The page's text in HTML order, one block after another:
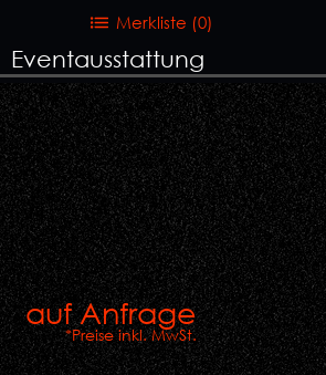
Merkliste (0)
Eventausstattung
auf Anfrage
*Preise inkl. MwSt.